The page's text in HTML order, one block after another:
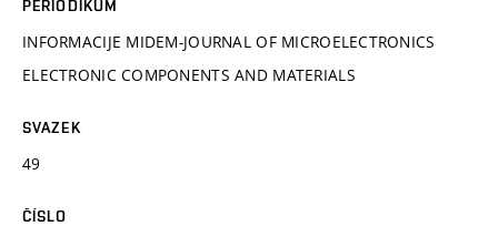
PERIODIKUM
INFORMACIJE MIDEM-JOURNAL OF MICROELECTRONICS
ELECTRONIC COMPONENTS AND MATERIALS
SVAZEK
49
ČÍSLO